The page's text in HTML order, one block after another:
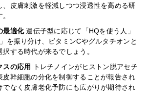
、皮膚刺激を軽減しつつ浸透性を高める研
最適化遺伝子型に応じて「HQを使う人」
を振り分け、ビタミンCやグルタチオンと
する時代が来るでしょう。
スの応用
トレチノインがヒストン脱アセチ
皮幹細胞の分化を制御することが報告され
でなく皮膚老化予防にも広がりが期待され